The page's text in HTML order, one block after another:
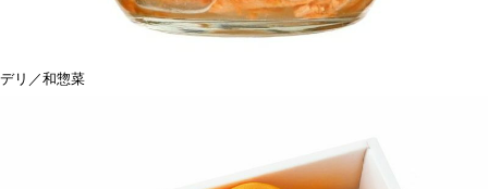
デリ／和惣菜